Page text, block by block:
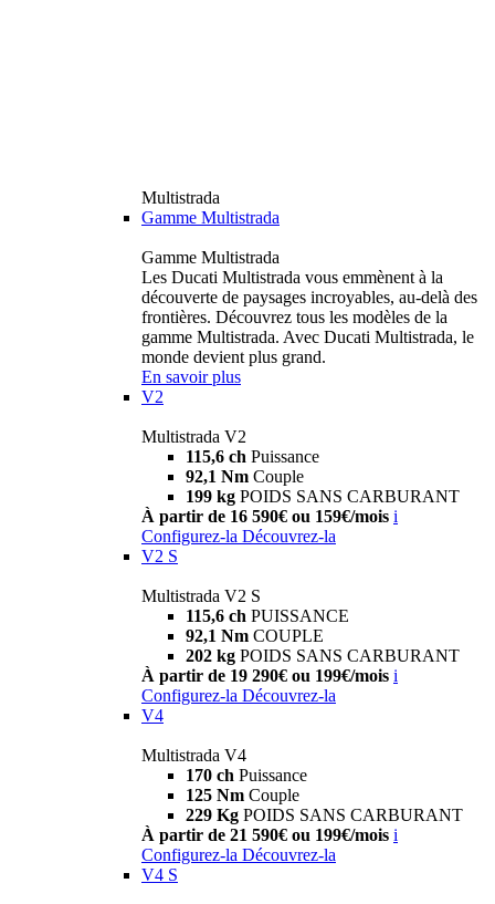
Multistrada
Gamme Multistrada
Gamme Multistrada
Les Ducati Multistrada vous emmènent à la
découverte de paysages incroyables, au-delà des
frontières. Découvrez tous les modèles de la
gamme Multistrada. Avec Ducati Multistrada, le
monde devient plus grand.
En savoir plus
V2
Multistrada V2
115,6 ch Puissance
92,1 Nm Couple
199 kg POIDS SANS CARBURANT
À partir de 16 590€ ou 159€/mois i
Configurez-la Découvrez-la
V2 S
Multistrada V2 S
115,6 ch PUISSANCE
92,1 Nm COUPLE
202 kg POIDS SANS CARBURANT
À partir de 19 290€ ou 199€/mois i
Configurez-la Découvrez-la
V4
Multistrada V4
170 ch Puissance
125 Nm Couple
229 Kg POIDS SANS CARBURANT
À partir de 21 590€ ou 199€/mois i
Configurez-la Découvrez-la
V4 S